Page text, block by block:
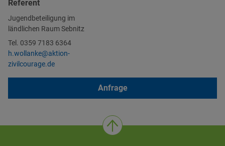
Referent
Jugendbeteiligung im
ländlichen Raum Sebnitz
Tel. 0359 7183 6364
h.wollanke@aktion-
zivilcourage.de
Anfrage